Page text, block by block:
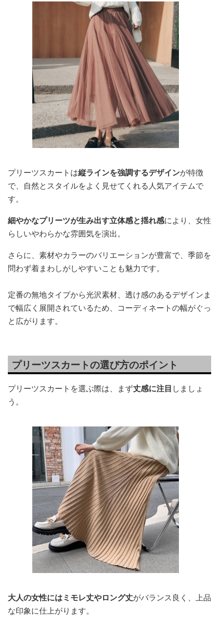
プリーツスカートは縦ラインを強調するデザインが特徴
で、自然とスタイルをよく見せてくれる人気アイテムで
す。
細やかなプリーツが生み出す立体感と揺れ感により、女性
らしいやわらかな雰囲気を演出。
さらに、素材やカラーのバリエーションが豊富で、季節を
問わず着まわしがしやすいことも魅力です。
定番の無地タイプから光沢素材、透け感のあるデザインま
で幅広く展開されているため、コーディネートの幅がぐっ
と広がります。
プリーツスカートの選び方のポイント
プリーツスカートを選ぶ際は、まず丈感に注目 しましょ
う。
大人の女性にはミモレ丈やロング丈がバランス良く、上品
な印象に仕上がります。